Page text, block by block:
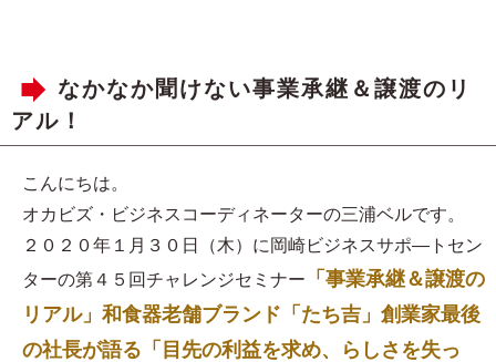
なかなか聞けない事業承継＆譲渡のリ
アル！
こんにちは。
オカビズ・ビジネスコーディネーターの三浦ベルです。
２０２０年１月３０日（木）に岡崎ビジネスサポ―トセン
ターの第４５回チャレンジセミナー
「事業承継＆譲渡の
リアル」和食器老舗ブランド「たち吉」創業家最後
の社長が語る「目先の利益を求め、らしさを失っ